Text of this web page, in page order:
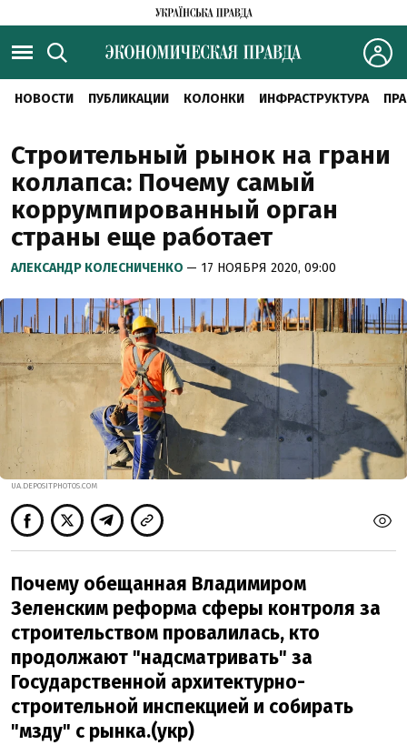
НОВОСТИ ПУБЛИКАЦИИ КОЛОНКИ ИНФРАСТРУКТУРА
Строительный рынок на грани
коллапса: Почему самый
коррумпированный орган
страны еще работает
АЛЕКСАНДР КОЛЕСНИЧЕНКО — 17 НОЯБРЯ 2020, 09:00
UA.DEPOSITPHOTOS.COM
Почему обещанная Владимиром
Зеленским реформа сферы контроля за
строительством провалилась, кто
продолжают "надсматривать" за
Государственной архитектурно-
строительной инспекцией и собирать
"мзду" с рынка.(укр)